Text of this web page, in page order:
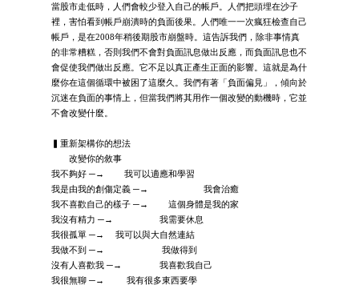
當股市走低時，人們會較少登入自己的帳戶。人們把頭埋在沙子
裡，害怕看到帳戶崩潰時的負面後果。人們唯一一次瘋狂檢查自己
帳戶，是在2008年稍後期股市崩盤時。這告訴我們，除非事情真
的非常糟糕，否則我們不會對負面訊息做出反應，而負面訊息也不
會促使我們做出反應。它不足以真正產生正面的影響。這就是為什
麼你在這個循環中被困了這麼久。我們有著「負面偏見」，傾向於
沉迷在負面的事情上，但當我們將其用作一個改變的動機時，它並
不會改變什麼。
▍重新架構你的想法
改變你的敘事
我不夠好 ─→ 我可以適應和學習
我是由我的創傷定義 ─→ 我會治癒
我不喜歡自己的樣子 ─→ 這個身體是我的家
我沒有精力 ─→ 我需要休息
我很孤單 ─→ 我可以與大自然連結
我做不到 ─→ 我做得到
沒有人喜歡我 ─→ 我喜歡我自己
我很無聊 ─→ 我有很多東西要學